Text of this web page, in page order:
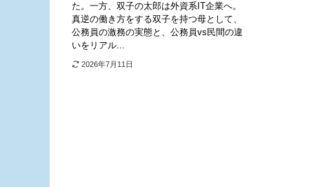
た。一方、双子の太郎は外資系IT企業へ。
真逆の働き方をする双子を持つ母として、
公務員の激務の実態と、公務員vs民間の違
いをリアル...
2026年7月11日